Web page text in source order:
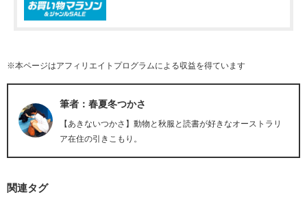
※本ページはアフィリエイトプログラムによる収益を得ています
筆者：春夏冬つかさ
【あきないつかさ】動物と秋服と読書が好きなオーストラリ
ア在住の引きこもり。
関連タグ